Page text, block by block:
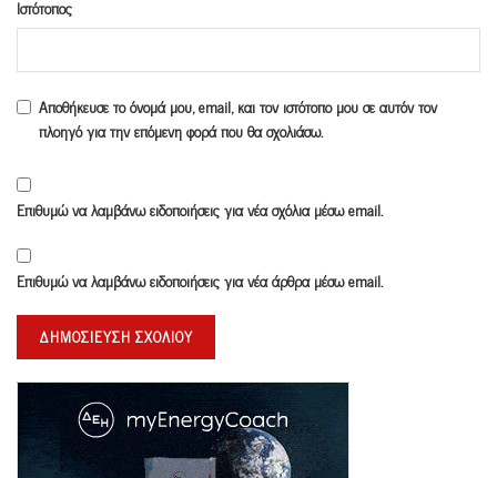
Ιστότοπος
Αποθήκευσε το όνομά μου, email, και τον ιστότοπο μου σε αυτόν τον
πλοηγό για την επόμενη φορά που θα σχολιάσω.
Επιθυμώ να λαμβάνω ειδοποιήσεις για νέα σχόλια μέσω email.
Επιθυμώ να λαμβάνω ειδοποιήσεις για νέα άρθρα μέσω email.